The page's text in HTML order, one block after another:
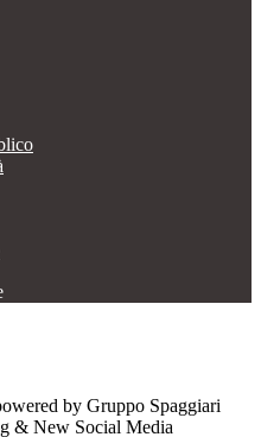
by Gruppo Spaggiari
& New Social Media